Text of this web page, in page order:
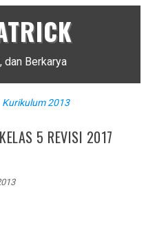
dan Berkarya
Kurikulum 2013
5 REVISI 2017